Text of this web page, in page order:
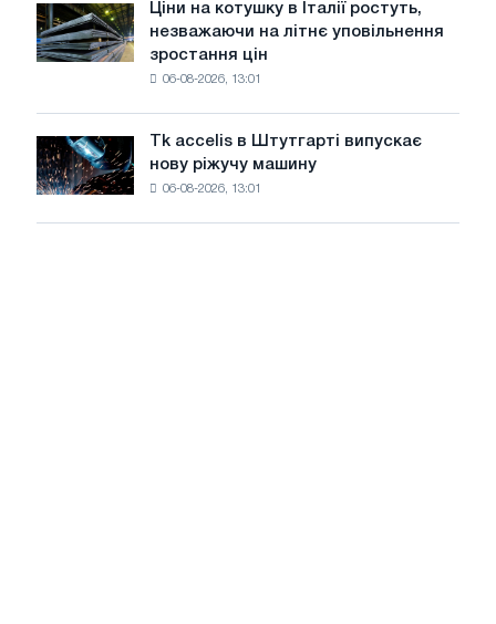
липні
з
року
Ціни
на
котушку
незважаючи
на
уповільнення
Ціни на котушку в Італії ростуть,
незважаючи на літнє уповільнення
зростання цін
06-08-2026, 13:01
Tk
accelis
в
Tk accelis в Штутгарті випускає
нову ріжучу машину
06-08-2026, 13:01